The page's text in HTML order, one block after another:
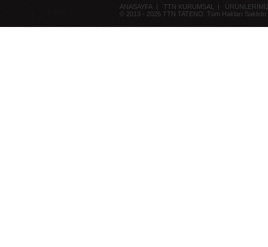
ANASAYFA | TTN KURUMSAL |
© 2013 - 2026 TTN TATENO. Tüm Hakları Saklıdır.